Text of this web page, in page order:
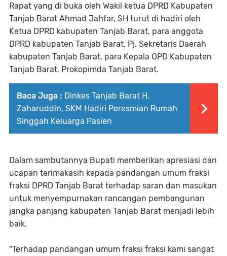
Rapat yang di buka oleh Wakil ketua DPRD Kabupaten
Tanjab Barat Ahmad Jahfar, SH turut di hadiri oleh
Ketua DPRD kabupaten Tanjab Barat, para anggota
DPRD kabupaten Tanjab Barat, Pj. Sekretaris Daerah
kabupaten Tanjab Barat, para Kepala OPD Kabupaten
Tanjab Barat, Prokopimda Tanjab Barat.
Baca Juga : Dinkes Tanjab Barat H.
Zaharuddin, SKM Hadiri Peresmian Rumah
Singgah Keluarga Pasien
Dalam sambutannya Bupati memberikan apresiasi dan
ucapan terimakasih kepada pandangan umum fraksi
fraksi DPRD Tanjab Barat terhadap saran dan masukan
untuk menyempurnakan rancangan pembangunan
jangka panjang kabupaten Tanjab Barat menjadi lebih
baik.
"Terhadap pandangan umum fraksi fraksi kami sangat